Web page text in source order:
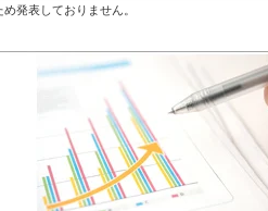
発表しておりません。